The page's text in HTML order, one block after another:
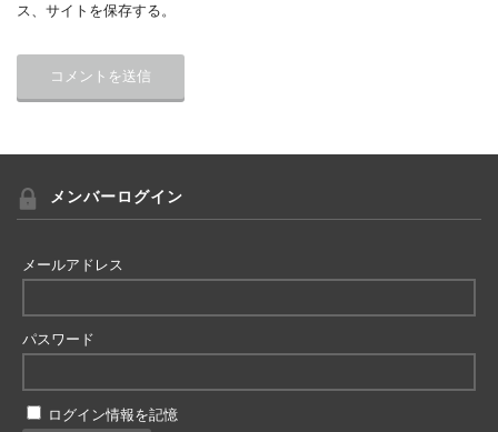
ス、サイトを保存する。
メンバーログイン
メールアドレス
パスワード
ログイン情報を記憶